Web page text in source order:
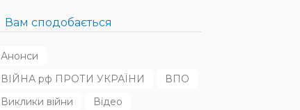
Вам сподобається
Анонси
ВІЙНА рф ПРОТИ УКРАЇНИ
ВПО
Виклики війни
Відео